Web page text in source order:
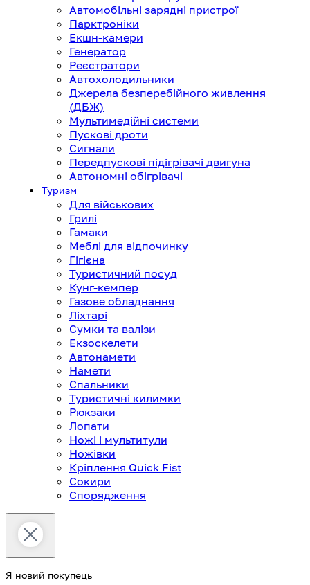
Автомобільні зарядні пристрої
Парктроніки
Екшн-камери
Генератор
Реєстратори
Автохолодильники
Джерела безперебійного живлення
(ДБЖ)
Мультимедійні системи
Пускові дроти
Сигнали
Передпускові підігрівачі двигуна
Автономні обігрівачі
Туризм
Для військових
Грилі
Гамаки
Меблі для відпочинку
Гігієна
Туристичний посуд
Кунг-кемпер
Газове обладнання
Ліхтарі
Сумки та валізи
Екзоскелети
Автонамети
Намети
Спальники
Туристичні килимки
Рюкзаки
Лопати
Ножі і мультитули
Ножівки
Кріплення Quick Fist
Сокири
Спорядження
Я новий покупець